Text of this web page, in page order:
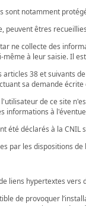
sont notamment
peuvent êtres
ne collecte des
à leur saisie. Il
38 et suivants
sa demande
de ce site
informations à
été déclarés à la CNIL
par les dispositions
liens hypertextes vers
de provoquer